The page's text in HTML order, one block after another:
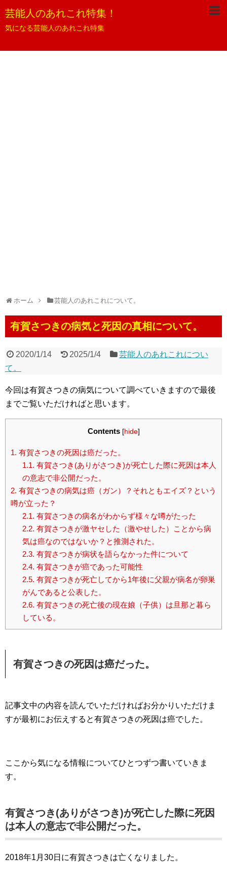
芸能人のあれこれ特集！
気になる芸能人のあれこれ特集
ホーム 芸能人のあれこれについて。
有賀さつきの病気と死因の真相について。
2020/1/14 2025/1/4
芸能人のあれこれについ
て。
今回は有賀さつきの病気について調べていきますので最後
までご覧いただければと思います。
Contents [hide]
1. 有賀さつきの死因は癌だった。
1.1. 有賀さつき(ありがさつき)が死亡した際に死因は本人
の意志で非公開だった。
2. 有賀さつきの病気は癌（ガン）？それともエイズ？という
噂が立った？
2.1. 有賀さつきの病名がわからず様々な噂がたった
2.2. 有賀さつきが激ヤセした（激やせした）ことから病
気は癌なのではないか？と推測された。
2.3. 有賀さつきが病状を語らなかった件について
2.4. 有賀さつきが癌であった可能性
2.5. 有賀さつきが死亡してから1年後に父親が病名が卵巣
がんであると公表した。
2.6. 有賀さつきの死亡後の現在娘（子供）は旦那と暮ら
している。
有賀さつきの死因は癌だった。
記事文中の内容を読んでいただければお分かりいただけま
すが最初にお伝えすると有賀さつきの死因は癌でした。
ここから気になる情報についてひとつずつ書いていきま
す。
有賀さつき(ありがさつき)が死亡した際に死因
は本人の意志で非公開だった。
2018年1月30日に有賀さつきは亡くなりました。